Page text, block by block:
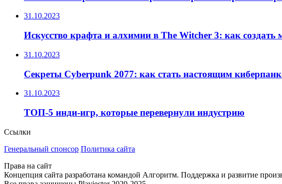
31.10.2023
Искусство крафта и алхимии в The Witcher 3: как
31.10.2023
Секреты Cyberpunk 2077: как стать настоящим
31.10.2023
ТОП-5 инди-игр, которые перевернули индустрию
Ссылки
Генеральный спонсор Политика сайта
Права на сайт
Концепция сайта разработана командой Алгоритм. Поддержка и развитие